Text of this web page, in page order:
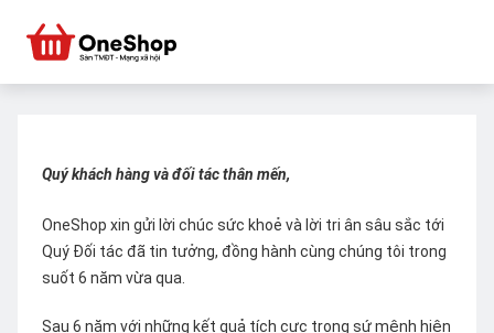
Quý khách hàng và đối tác thân mến,
OneShop xin gửi lời chúc sức khoẻ và lời tri ân sâu sắc tới
Quý Đối tác đã tin tưởng, đồng hành cùng chúng tôi trong
suốt 6 năm vừa qua.
Sau 6 năm với những kết quả tích cực trong sứ mệnh hiện